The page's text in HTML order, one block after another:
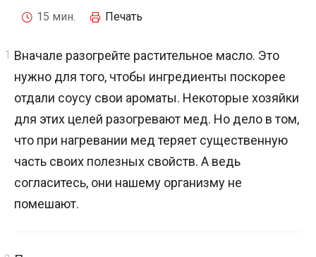
15 мин. Печать
Вначале разогрейте растительное масло. Это
нужно для того, чтобы ингредиенты поскорее
отдали соусу свои ароматы. Некоторые хозяйки
для этих целей разогревают мед. Но дело в том,
что при нагревании мед теряет существенную
часть своих полезных свойств. А ведь
согласитесь, они нашему организму не
помешают.